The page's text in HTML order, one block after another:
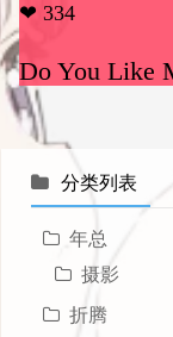
❤ 334
Do You Like
分类列表
年总
摄影
折腾